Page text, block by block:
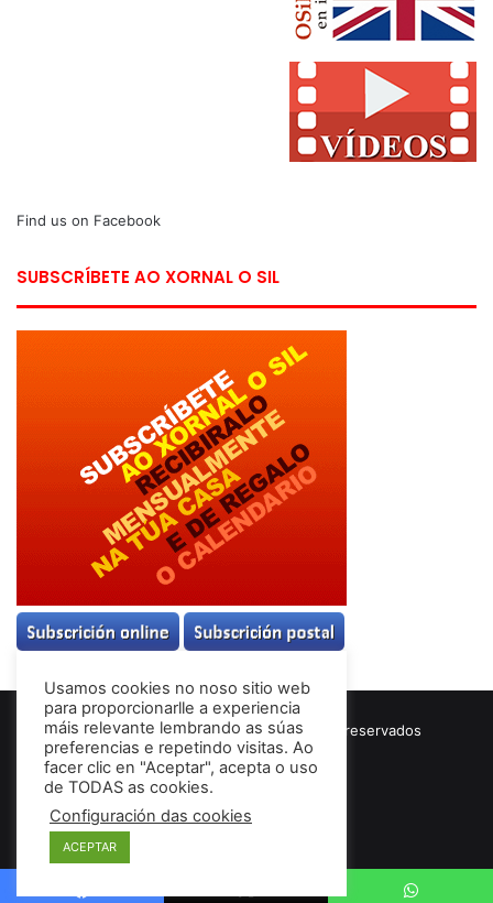
Find us on Facebook
SUBSCRÍBETE AO XORNAL O SIL
© Copyright 2026, Todos los derechos reservados
Términos & Condiciones
Usamos cookies no noso sitio web
para proporcionarlle a experiencia
máis relevante lembrando as súas
preferencias e repetindo visitas. Ao
facer clic en "Aceptar", acepta o uso
de TODAS as cookies.
Configuración das cookies
ACEPTAR